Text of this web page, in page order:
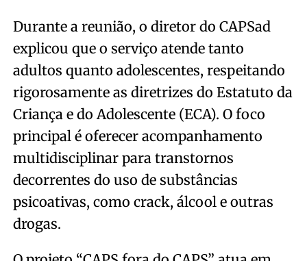
Durante a reunião, o diretor do CAPSad
explicou que o serviço atende tanto
adultos quanto adolescentes, respeitando
rigorosamente as diretrizes do Estatuto da
Criança e do Adolescente (ECA). O foco
principal é oferecer acompanhamento
multidisciplinar para transtornos
decorrentes do uso de substâncias
psicoativas, como crack, álcool e outras
drogas.